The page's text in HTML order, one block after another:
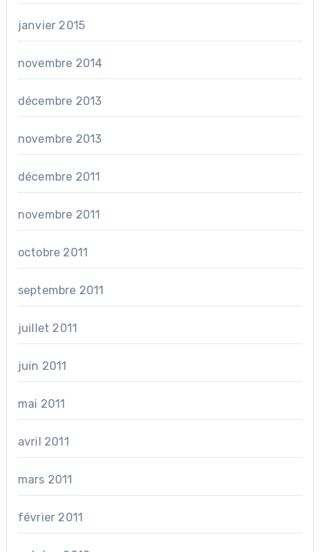
janvier 2015
novembre 2014
décembre 2013
novembre 2013
décembre 2011
novembre 2011
octobre 2011
septembre 2011
juillet 2011
juin 2011
mai 2011
avril 2011
mars 2011
février 2011